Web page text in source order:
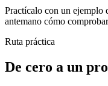
Practícalo con un ejemplo
antemano cómo
Ruta práctica
De cero a un